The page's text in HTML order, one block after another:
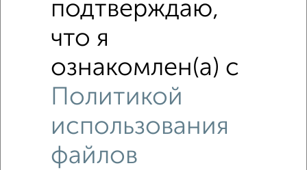
подтверждаю,
что я
ознакомлен(а) с
Политикой
использования
файлов